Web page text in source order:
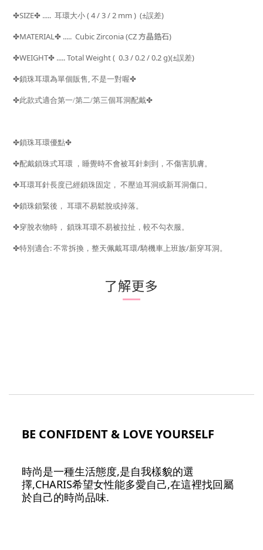
✤SIZE✤ ..... 耳環大小( 4 / 3 / 2 mm ) (±誤差)
✤MATERIAL✤ ..... Cubic Zirconia (CZ 方晶鋯石)
✤WEIGHT✤ ..... Total Weight ( 0.3 / 0.2 / 0.2 g)(±誤差)
✤鎖珠耳環為單個販售, 不是一對喔✤
✤此款式適合第一/第二/第三個耳洞配戴✤
✤鎖珠耳環優點✤
✤配戴鎖珠式耳環 ，睡覺時不會被耳針刺到，不傷害肌膚。
✤耳環耳針長度已經鎖珠固定， 不壓迫耳洞或新耳洞傷口。
✤鎖珠鎖緊後， 耳環不易鬆脫或掉落。
✤穿脫衣物時， 鎖珠耳環不易被拉扯，較不勾衣服。
✤特別適合: 不常拆換，整天佩戴耳環/騎機車上班族/新穿耳洞。
了解更多
BE CONFIDENT & LOVE YOURSELF
時尚是一種生活態度,是自我樣貌的選
擇,CHARIS希望女性能多愛自己,在這裡找回屬
於自己的時尚品味.